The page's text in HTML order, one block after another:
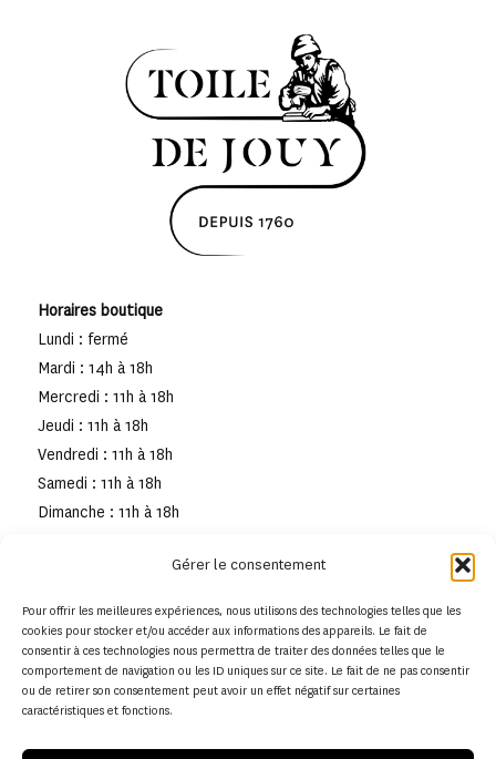
Gérer le consentement
Pour offrir les meilleures expériences, nous utilisons des technologies telles que les
cookies pour stocker et/ou accéder aux informations des appareils. Le fait de
consentir à ces technologies nous permettra de traiter des données telles que le
comportement de navigation ou les ID uniques sur ce site. Le fait de ne pas consentir
ou de retirer son consentement peut avoir un effet négatif sur certaines
caractéristiques et fonctions.
Horaires boutique
Lundi : fermé
Mardi : 14h à 18h
Mercredi : 11h à 18h
Jeudi : 11h à 18h
Vendredi : 11h à 18h
Samedi : 11h à 18h
Dimanche : 11h à 18h